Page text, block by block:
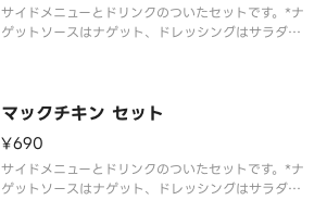
サイドメニューとドリンクのついたセットです。*ナ
ゲットソースはナゲット、ドレッシングはサラダを
マックチキン セット
¥690
サイドメニューとドリンクのついたセットです。*ナ
ゲットソースはナゲット、ドレッシングはサラダを